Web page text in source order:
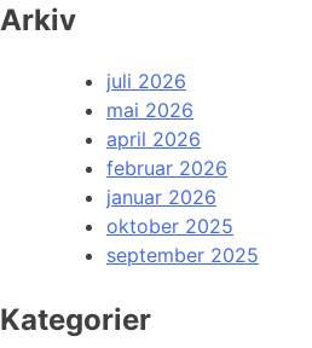
Arkiv
juli 2026
mai 2026
april 2026
februar 2026
januar 2026
oktober 2025
september 2025
Kategorier